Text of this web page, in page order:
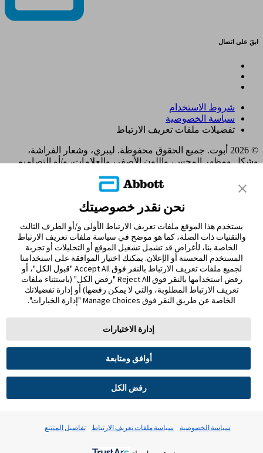
ابقَ على اتصال
شروط الاستخدام
سياسة الخصوصية
تفضيلات ملفات تعريف الارتباط
© 2026 أبوت. جميع الحقوق محفوظة. ليبري، وشعار الفراشة،
وشكل ومظهر المجس، واللون الأصفر، والعلامات، و/أو التصاميم
مختلفة. العلامات التجارية الأخرى مملوكة لأصحابها المعنيين. لا يجوز
استخدام أي علامة تجارية، أو اسم تجاري، أو تصميم تجاري مملوك
لشركة أبوت على هذا الموقع دون الحصول على تصريح كتابي مسبق
من شركة أبوت لابوراتوريز، باستثناء تحديد المنتج أو الخدمات التابعة
للشركة. تم تصميم هذا الموقع والمعلومات الواردة فيه للاستخدام
من قبل المقيمين في الإمارات العربية المتحدة. الصور والبيانات
المُحاكية لأغراض توضيحية فقط و ليست بياناتأ و حالات مرضية
حقيقية.
ADC-122480 v2.0
MOHAP UM9J5F84-221025 Expiry 21/10/2026
مغادرة الصفحة؟
سيؤدي النقر فوق الارتباط "نعم" أدناه إلى نقلك إلى موقع ويب آخر
غير Abbott Laboratories. الروابط التي توجهك إلى مواقع أخرى لا
تخضع لسيطرة مختبرات أبوت. ولذلك ، فإن شركة أبوت لابوراتوريز
ليست مسؤولة عن محتوى هذه المواقع أو أي روابط أخرى قد تظهر
على هذا الموقع. توفر مختبرات أبوت هذه الروابط فقط من باب
المجاملة ، ولا يعني تضمين ارتباط موافقة مختبرات أبوت لهذه
الصفحة.
مغادرة الصفحة؟
نحن نقدر خصوصيتك
يستخدم هذا الموقع ملفات تعريف الارتباط الأولى و/أو الطرف الثالث
والتقنيات ذات الصلة، كما هو موضح في سياسة ملفات تعريف الارتباط
الخاصة بنا، لأغراض قد تشمل تشغيل الموقع أو التحليلات أو تجربة
المستخدم المحسنة أو الإعلان. يمكنك اختيار الموافقة على استخدامنا
لجميع ملفات تعريف الارتباط بالنقر فوق Accept All "قبول الكل"، أو
رفض استخدامها بالنقر فوق Reject All "رفض الكل" (باستثناء ملفات
تعريف الارتباط المطلوبة، والتي لا يمكن رفضها) أو إدارة تفضيلاتك
الخاصة عن طريق النقر فوق Manage Choices "إدارة الخيارات".
إدارة الاختيارات
أوافق ومتابعة
رفض الكل
سياسة الخصوصية سياسة ملفات تعريف الارتباط تفاصيل المتتبع